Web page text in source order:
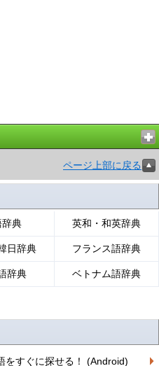
ページ上部に戻る
辞典 英和・和英辞典
日辞典 フランス語辞典
辞典 ベトナム語辞典
をすぐに探せる！ (Android)